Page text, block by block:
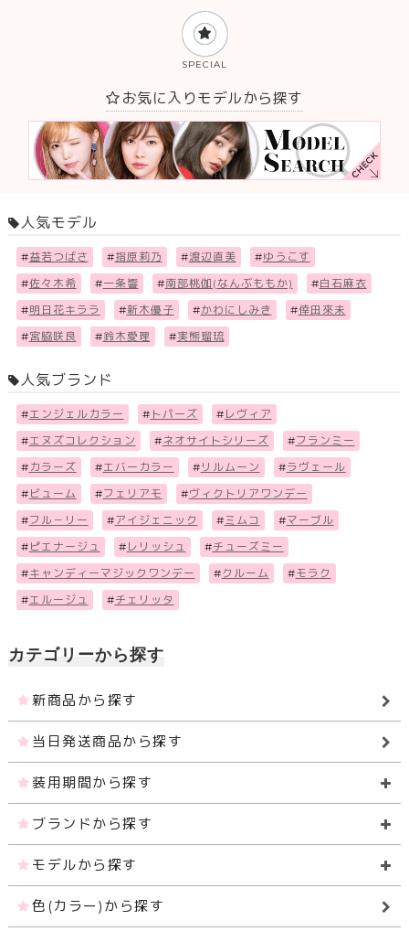
SPECIAL
お気に入りモデルから探す
人気モデル
#益若つばさ #指原莉乃 #渡辺直美 #ゆうこす
#佐々木希 #一条響 #南部桃伽(なんぶももか) #白石麻衣
#明日花キララ #新木優子 #かわにしみき #倖田來未
#宮脇咲良 #鈴木愛理 #実熊瑠琉
人気ブランド
#エンジェルカラー # トパーズ # レヴィア
#エヌズコレクション #ネオサイトシリーズ #フランミー
# カラーズ #エバーカラー # リルムーン #ラヴェール
# ビューム #フェリアモ #ヴィクトリアワンデー
#フル－リー #アイジェニック # ミムコ #マーブル
# ピエナージュ # レリッシュ #チューズミー
#キャンディーマジックワンデー #クルーム #モラク
#エルージュ #チェリッタ
カテゴリーから探す
新商品から探す
当日発送商品から探す
装用期間から探す
ブランドから探す
モデルから探す
色(カラー)から探す